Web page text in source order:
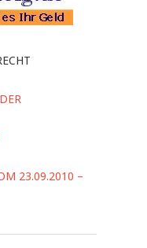
23.09.2010 –